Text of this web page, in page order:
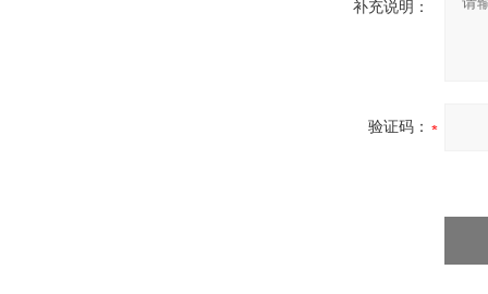
补充说明：
验证码：